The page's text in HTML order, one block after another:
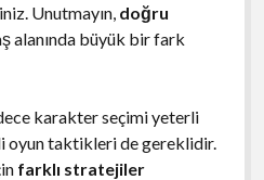
Unutmayın, doğru
alanında büyük bir fark
karakter seçimi yeterli
oyun taktikleri de gereklidir.
farklı stratejiler